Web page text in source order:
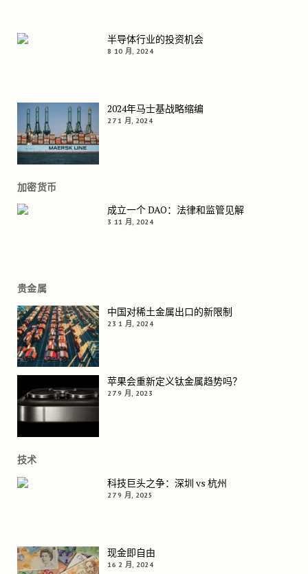
半导体行业的投资机会
8 10 月, 2024
2024年马士基战略缩编
27 1 月, 2024
加密货币
成立一个 DAO：法律和监管见解
3 11 月, 2024
贵金属
中国对稀土金属出口的新限制
23 1 月, 2024
苹果会重新定义钛金属趋势吗？
27 9 月, 2023
技术
科技巨头之争：深圳 vs 杭州
27 9 月, 2025
现金即自由
16 2 月, 2024